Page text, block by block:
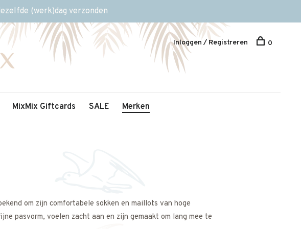
(werk)dag verzonden
MixMix Giftcards SALE Merken
Inloggen / Registreren 0
om zijn comfortabele sokken en maillots van hoge
pasvorm, voelen zacht aan en zijn gemaakt om lang mee te